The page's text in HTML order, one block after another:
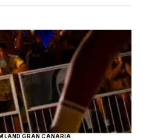
GRAN CANARIA